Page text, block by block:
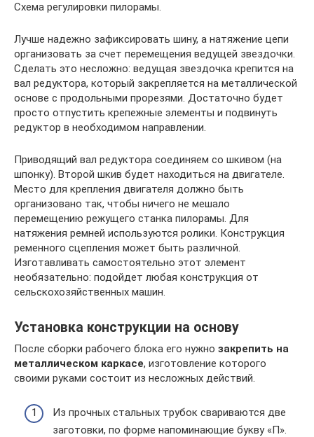
Схема регулировки пилорамы.
Лучше надежно зафиксировать шину, а натяжение цепи
организовать за счет перемещения ведущей звездочки.
Сделать это несложно: ведущая звездочка крепится на
вал редуктора, который закрепляется на металлической
основе с продольными прорезями. Достаточно будет
просто отпустить крепежные элементы и подвинуть
редуктор в необходимом направлении.
Приводящий вал редуктора соединяем со шкивом (на
шпонку). Второй шкив будет находиться на двигателе.
Место для крепления двигателя должно быть
организовано так, чтобы ничего не мешало
перемещению режущего станка пилорамы. Для
натяжения ремней используются ролики. Конструкция
ременного сцепления может быть различной.
Изготавливать самостоятельно этот элемент
необязательно: подойдет любая конструкция от
сельскохозяйственных машин.
Установка конструкции на основу
После сборки рабочего блока его нужно закрепить на
металлическом каркасе, изготовление которого
своими руками состоит из несложных действий.
Из прочных стальных трубок свариваются две
заготовки, по форме напоминающие букву «П».